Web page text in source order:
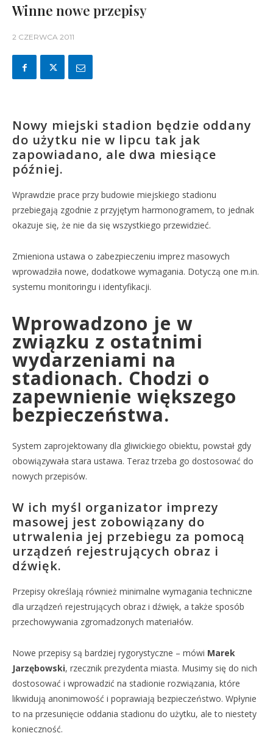
Winne nowe przepisy
2 CZERWCA 2011
Nowy miejski stadion będzie oddany
do użytku nie w lipcu tak jak
zapowiadano, ale dwa miesiące
później.
Wprawdzie prace przy budowie miejskiego stadionu
przebiegają zgodnie z przyjętym harmonogramem, to jednak
okazuje się, że nie da się wszystkiego przewidzieć.
Zmieniona ustawa o zabezpieczeniu imprez masowych
wprowadziła nowe, dodatkowe wymagania. Dotyczą one m.in.
systemu monitoringu i identyfikacji.
Wprowadzono je w
związku z ostatnimi
wydarzeniami na
stadionach. Chodzi o
zapewnienie większego
bezpieczeństwa.
System zaprojektowany dla gliwickiego obiektu, powstał gdy
obowiązywała stara ustawa. Teraz trzeba go dostosować do
nowych przepisów.
W ich myśl organizator imprezy
masowej jest zobowiązany do
utrwalenia jej przebiegu za pomocą
urządzeń rejestrujących obraz i
dźwięk.
Przepisy określają również minimalne wymagania techniczne
dla urządzeń rejestrujących obraz i dźwięk, a także sposób
przechowywania zgromadzonych materiałów.
Nowe przepisy są bardziej rygorystyczne – mówi Marek
Jarzębowski, rzecznik prezydenta miasta. Musimy się do nich
dostosować i wprowadzić na stadionie rozwiązania, które
likwidują anonimowość i poprawiają bezpieczeństwo. Wpłynie
to na przesunięcie oddania stadionu do użytku, ale to niestety
konieczność.